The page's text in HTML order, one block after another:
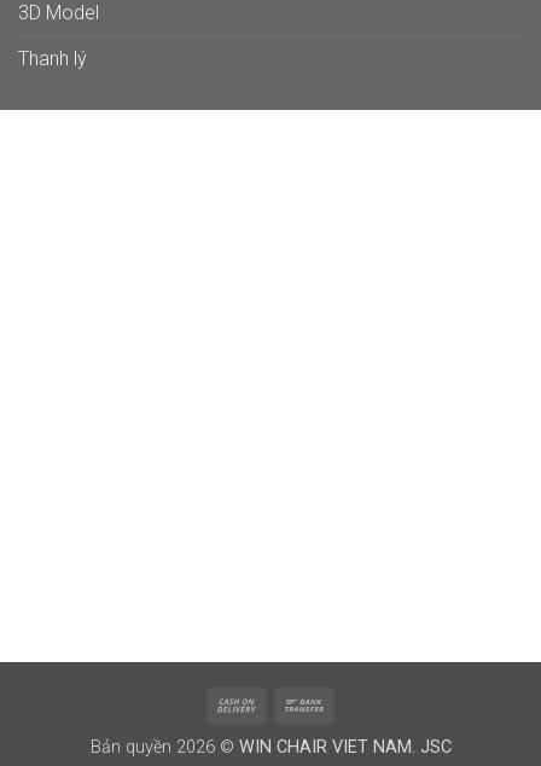
3D Model
Thanh lý
Cash
Delivery
Bản quyền 2026 © WIN CHAIR VIET NAM. JSC